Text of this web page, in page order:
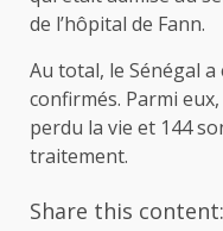
de l’hôpital de Fann.
Au total, le Sénégal a
confirmés. Parmi
perdu la vie et 144
traitement.
Share this content: